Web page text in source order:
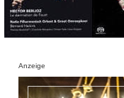
Anzeige